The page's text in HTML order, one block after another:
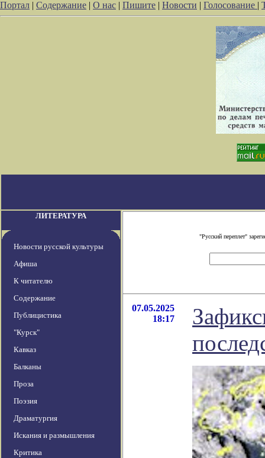
Портал | Содержание | О нас | Пишите | Новости | Голосование |
ЛИТЕРАТУРА
Новости русской культуры
Афиша
К читателю
Содержание
Публицистика
"Курск"
Кавказ
Балканы
Проза
Поэзия
Драматургия
Искания и размышления
Критика
"Русский переплет"
07.05.2025
18:17